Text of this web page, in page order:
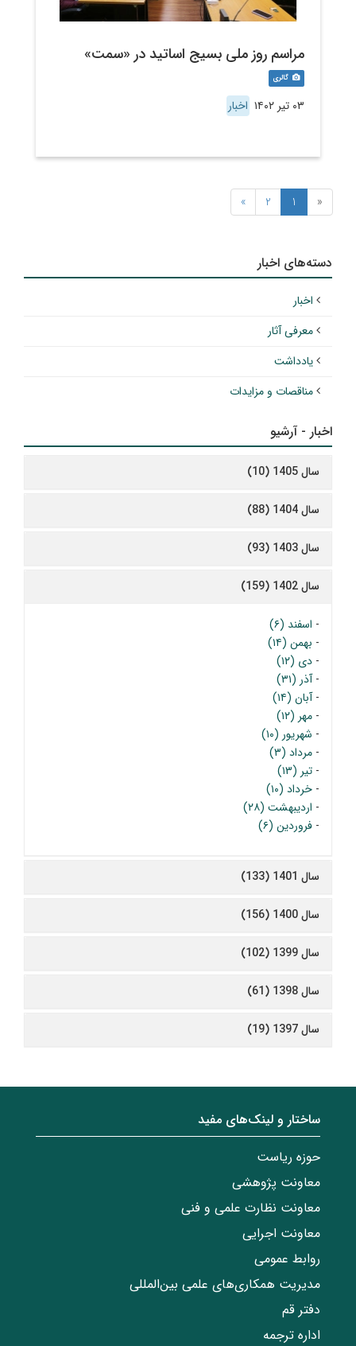
مراسم روز ملی بسیج اساتید در «سمت»
گالری
۰۳ تیر ۱۴۰۲ اخبار
«
1
2
»
دسته‌های اخبار
اخبار
معرفی آثار
یادداشت
مناقصات و مزایدات
اخبار - آرشیو
سال 1405 (10)
سال 1404 (88)
سال 1403 (93)
سال 1402 (159)
- اسفند (۶)
- بهمن (۱۴)
- دی (۱۲)
-آذر (۳۱)
-آبان (۱۴)
- مهر (۱۲)
- شهریور (۱۰)
- مرداد (۳)
- تیر (۱۳)
- خرداد (۱۰)
- اردیبهشت (۲۸)
- فروردین (۶)
سال 1401 (133)
سال 1400 (156)
سال 1399 (102)
سال 1398 (61)
سال 1397 (19)
ساختار‌‌ و‌‌ لینک‌های مفید
حوزه ریاست
معاونت پژوهشی
معاونت نظارت علمی و فنی
معاونت اجرایی
روابط عمومی
مدیریت همکاری‌های علمی بین‌المللی
دفتر قم
اداره ترجمه